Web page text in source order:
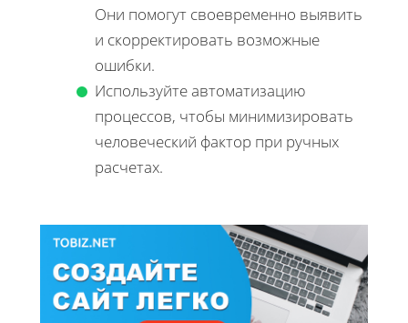
Они помогут своевременно выявить
и скорректировать возможные
ошибки.
Используйте автоматизацию
процессов, чтобы минимизировать
человеческий фактор при ручных
расчетах.